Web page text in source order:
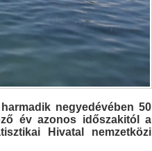
negyedévében 50
év azonos időszakitól a
Hivatal nemzetközi